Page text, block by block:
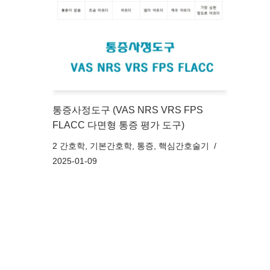
통증사정도구 (VAS NRS VRS FPS
FLACC 다면형 통증 평가 도구)
2 간호학 기본간호학 통증
핵심간호술기
2025-01-09